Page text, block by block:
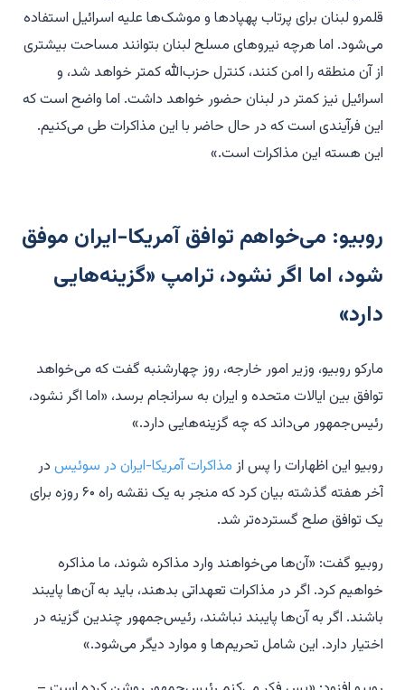
قلمرو لبنان برای پرتاب پهپادها و موشک‌ها علیه اسرائیل استفاده
می‌شود. اما هرچه نیروهای مسلح لبنان بتوانند مساحت بیشتری
از آن منطقه را امن کنند، کنترل حزب‌الله کمتر خواهد شد، و
اسرائیل نیز کمتر در لبنان حضور خواهد داشت. اما واضح است که
این فرآیندی است که در حال حاضر با این مذاکرات طی می‌کنیم.
این هسته این مذاکرات است.»
روبیو: می‌خواهم توافق آمریکا-ایران موفق
شود، اما اگر نشود، ترامپ «گزینه‌هایی
دارد»
مارکو روبیو، وزیر امور خارجه، روز چهارشنبه گفت که می‌خواهد
توافق بین ایالات متحده و ایران به سرانجام برسد، «اما اگر نشود،
رئیس‌جمهور می‌داند که چه گزینه‌هایی دارد.»
روبیو این اظهارات را پس از مذاکرات آمریکا-ایران در سوئیس در
آخر هفته گذشته بیان کرد که منجر به یک نقشه راه ۶۰ روزه برای
یک توافق صلح گسترده‌تر شد.
روبیو گفت: «آن‌ها می‌خواهند وارد مذاکره شوند، ما مذاکره
خواهیم کرد. اگر در مذاکرات تعهداتی بدهند، باید به آن‌ها پایبند
باشند. اگر به آن‌ها پایبند نباشند، رئیس‌جمهور چندین گزینه در
اختیار دارد. این شامل تحریم‌ها و موارد دیگر می‌شود.»